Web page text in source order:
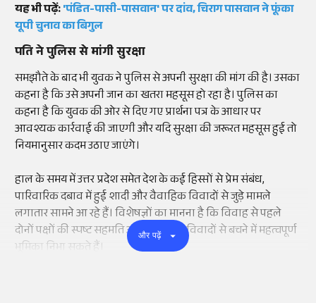
यह भी पढ़ें:'पंडित-पासी-पासवान' पर दांव, चिराग पासवान ने फूंका
यूपी चुनाव का बिगुल
पति ने पुलिस से मांगी सुरक्षा
समझौते के बाद भी युवक ने पुलिस से अपनी सुरक्षा की मांग की है। उसका
कहना है कि उसे अपनी जान का खतरा महसूस हो रहा है। पुलिस का
कहना है कि युवक की ओर से दिए गए प्रार्थना पत्र के आधार पर
आवश्यक कार्रवाई की जाएगी और यदि सुरक्षा की जरूरत महसूस हुई तो
नियमानुसार कदम उठाए जाएंगे।
हाल के समय में उत्तर प्रदेश समेत देश के कई हिस्सों से प्रेम संबंध,
पारिवारिक दबाव में हुई शादी और वैवाहिक विवादों से जुड़े मामले
लगातार सामने आ रहे हैं। विशेषज्ञों का मानना है कि विवाह से पहले
दोनों पक्षों की स्पष्ट सहमति और संवाद ऐसे विवादों से बचने में महत्वपूर्ण
भूमिका निभा सकते हैं।
और पढ़ें